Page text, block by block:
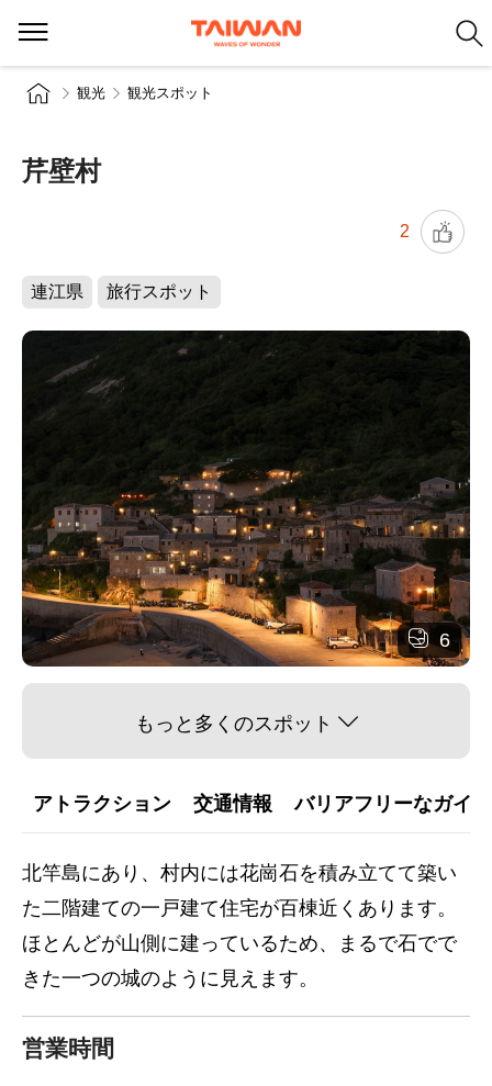
観光 観光スポット
芹壁村
2
連江県 旅行スポット
6
もっと多くのスポット
アトラクション 交通情報 バリアフリーなガイ
北竿島にあり、村内には花崗石を積み立てて築い
た二階建ての一戸建て住宅が百棟近くあります。
ほとんどが山側に建っているため、まるで石でで
きた一つの城のように見えます。
営業時間